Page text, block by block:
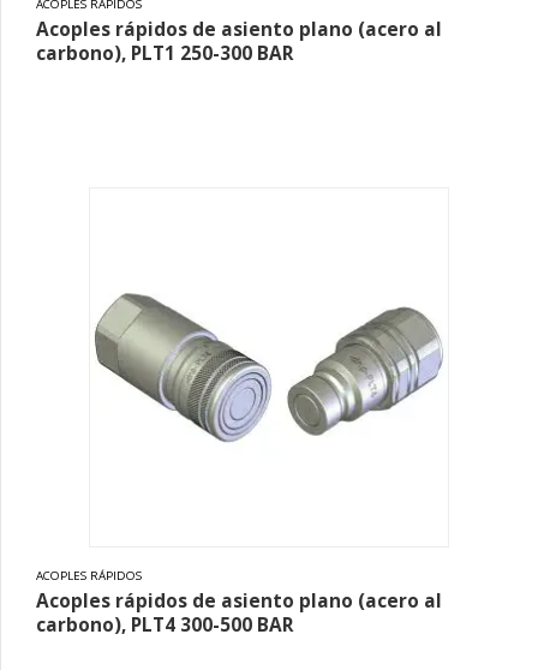
ACOPLES RÁPIDOS
Acoples rápidos de asiento plano (acero al
carbono), PLT1 250-300 BAR
ACOPLES RÁPIDOS
Acoples rápidos de asiento plano (acero al
carbono), PLT4 300-500 BAR